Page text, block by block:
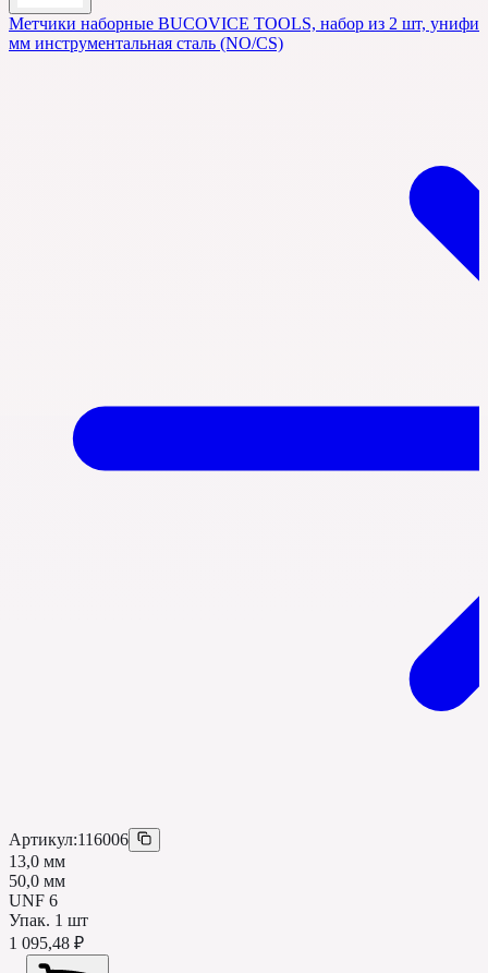
Метчики наборные BUCOVICE TOOLS, набор из 2 шт,
мм инструментальная сталь (NO/CS)
Артикул:116006
13,0 мм
50,0 мм
UNF 6
Упак. 1 шт
1 095,48 ₽